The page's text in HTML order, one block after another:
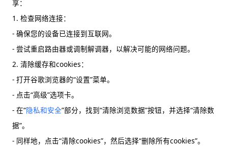
享：
1. 检查网络连接：
- 确保您的设备已连接到互联网。
- 尝试重启路由器或调制解调器，以解决可能的网络问题。
2. 清除缓存和cookies：
- 打开谷歌浏览器的“设置”菜单。
- 点击“高级”选项卡。
- 在“隐私和安全”部分，找到“清除浏览数据”按钮，并选择“清除数
据”。
- 同样地，点击“清除cookies”，然后选择“删除所有cookies”。